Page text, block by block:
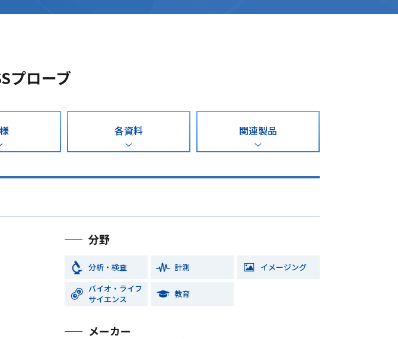
プローブ
各資料 関連製品
分野
分析・検査 計測
イメージング
バイオ・ライフ
サイエンス
教育
メーカー